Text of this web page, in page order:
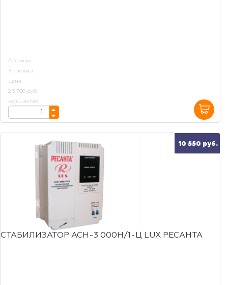
Артикул
Упаковка
цена:
26 700 руб.
количество:
10 550 руб.
СТАБИЛИЗАТОР АСН-3 000Н/1-Ц LUX РЕСАНТА